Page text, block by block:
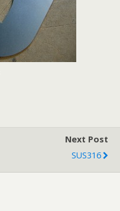
Next Post
SUS316